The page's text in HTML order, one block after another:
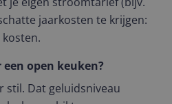
jaarkosten te krijgen:
open keuken?
stil. Dat geluidsniveau